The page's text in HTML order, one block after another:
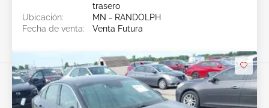
trasero
Ubicación:
MN - RANDOLPH
Fecha de venta:
Venta Futura